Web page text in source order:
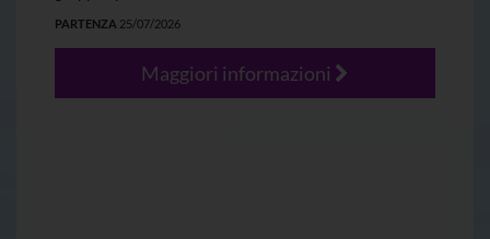
PARTENZA 25/07/2026
Maggiori informazioni